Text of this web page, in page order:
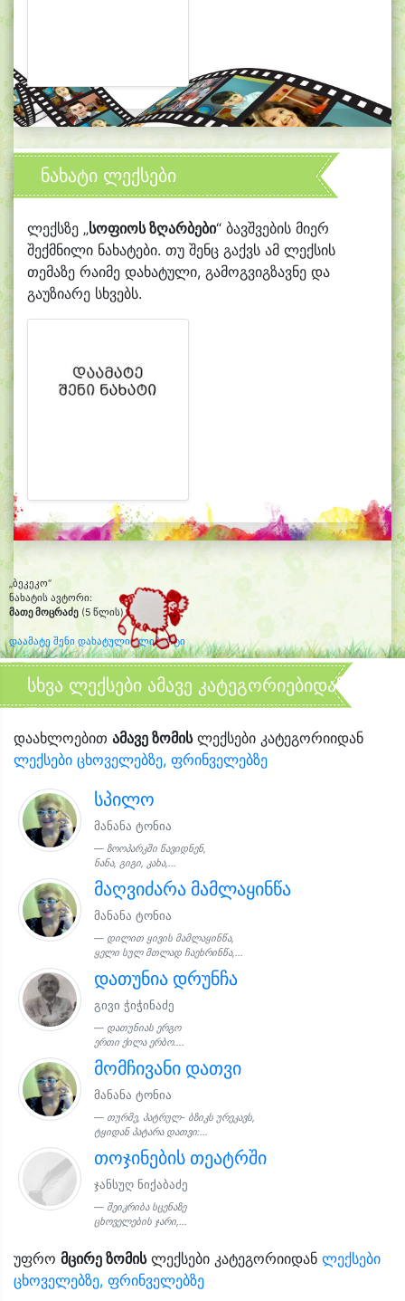
ნახატი ლექსები
ლექსზე „სოფიოს ზღარბები“ ბავშვების მიერ
შექმნილი ნახატები. თუ შენც გაქვს ამ ლექსის
თემაზე რაიმე დახატული, გამოგვიგზავნე და
გაუზიარე სხვებს.
„ბეკეკო“
ნახატის ავტორი:
მათე მოცრაძე (5 წლის)
დაამატე შენი დახატული კლიპარტი
სხვა ლექსები ამავე კატეგორიებიდან
დაახლოებით ამავე ზომისლექსები კატეგორიიდან
ლექსები ცხოველებზე, ფრინველებზე
სპილო
მანანა ტონია
ზოოპარკში წავიდნენ,
ნანა, გიგი, კახა,...
მაღვიძარა მამლაყინწა
მანანა ტონია
დილით ყივის მამლაყინწა,
ყელი სულ მთლად ჩაეხრინწა,...
დათუნია დრუნჩა
გივი ჭიჭინაძე
დათუნიას ერგო
ერთი ქილა ერბო....
მომჩივანი დათვი
მანანა ტონია
თურმე, პატრულ- ბზიკს ურეკავს,
ტყიდან პატარა დათვი:...
თოჯინების თეატრში
ჯანსუღ ნიქაბაძე
შეიკრიბა სცენაზე
ცხოველების ჯარი,...
უფრო მცირე ზომისლექსები კატეგორიიდან ლექსები
ცხოველებზე, ფრინველებზე